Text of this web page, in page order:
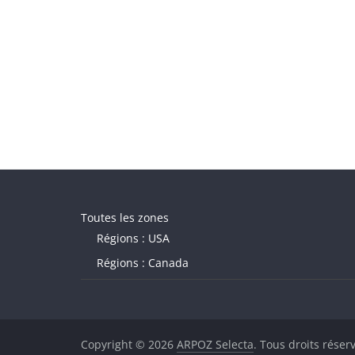
Toutes les zones
Régions : USA
Régions : Canada
Copyright © 2026 ARPOZ Selecta. Tous droits